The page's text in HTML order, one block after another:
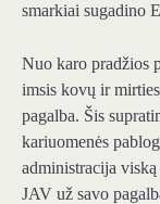
smarkiai sugadino
Nuo karo pradžios
imsis kovų ir
pagalba. Šis
kariuomenės
administracija
JAV už savo